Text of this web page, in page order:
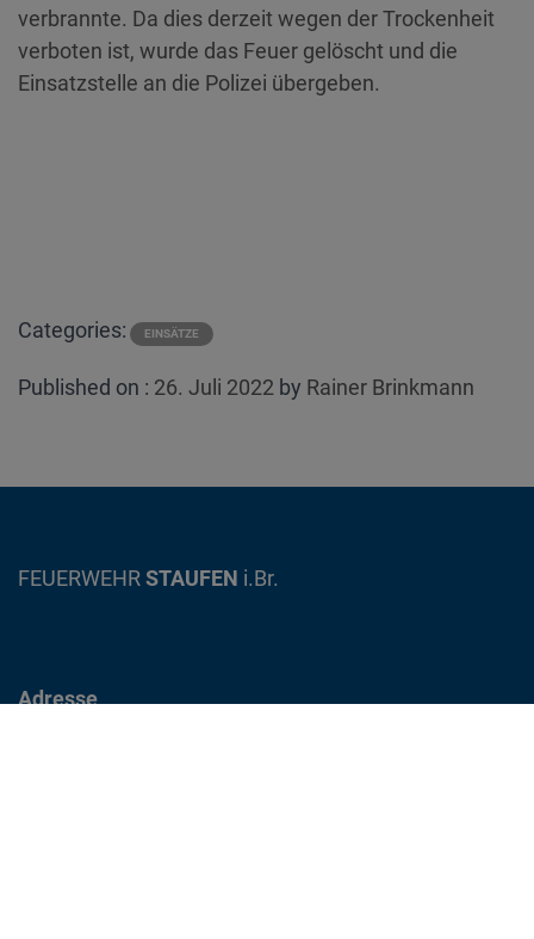
verbrannte. Da dies derzeit wegen der Trockenheit
verboten ist, wurde das Feuer gelöscht und die
Einsatzstelle an die Polizei übergeben.
Categories: EINSÄTZE
Published on : Posted
26. Juli 2022 by Rainer Brinkmann
FEUERWEHRSTAUFEN i.Br.
Adresse